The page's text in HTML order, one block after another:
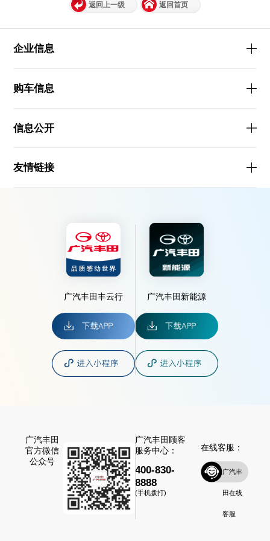
返回上一级 返回首页
企业信息
购车信息
信息公开
友情链接
广汽丰田丰云行 广汽丰田新能源
广汽丰田
官方微信
公众号
广汽丰田顾客
服务中心：
400-830-
8888
(手机拨打)
在线客服：
广汽丰
田在线
客服